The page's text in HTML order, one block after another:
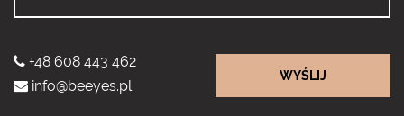
+48 608 443 462
info@beeyes.pl
WYŚLIJ